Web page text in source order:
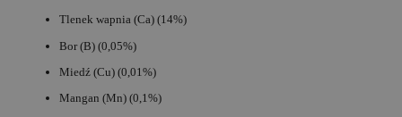
Tlenek wapnia (Ca) (14%)
Bor (B) (0,05%)
Miedź (Cu) (0,01%)
Mangan (Mn) (0,1%)